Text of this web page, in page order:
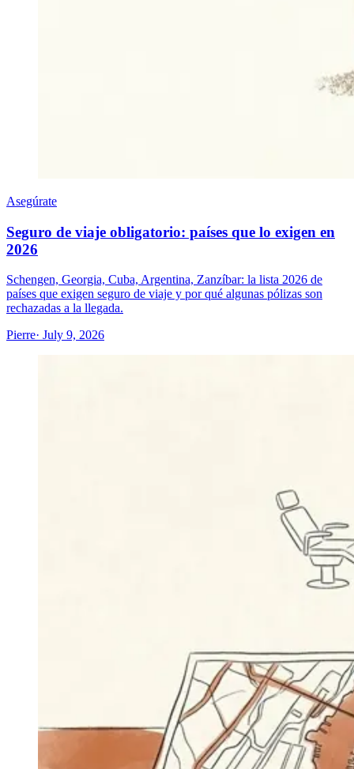
Asegúrate
Seguro de viaje obligatorio: países que lo exigen en
2026
Schengen, Georgia, Cuba, Argentina, Zanzíbar: la lista 2026 de
países que exigen seguro de viaje y por qué algunas pólizas son
rechazadas a la llegada.
Pierre· July 9, 2026